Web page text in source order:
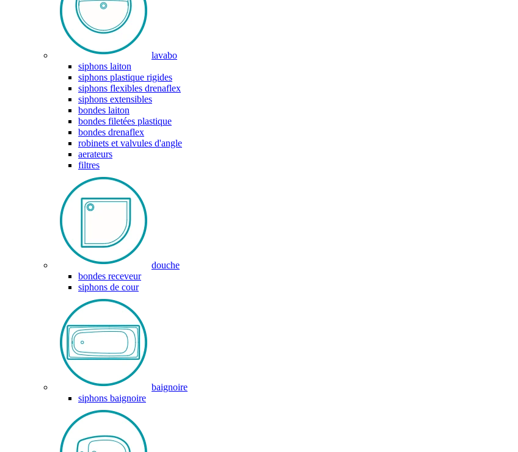
lavabo
siphons laiton
siphons plastique rigides
siphons flexibles drenaflex
siphons extensibles
bondes laiton
bondes filetées plastique
bondes drenaflex
robinets et valvules d'angle
aerateurs
filtres
douche
bondes receveur
siphons de cour
baignoire
siphons baignoire